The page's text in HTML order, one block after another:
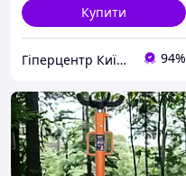
Купити
Гіперцентр Київ — професійне обладнання для ресторанів, магазинів і складів 94%